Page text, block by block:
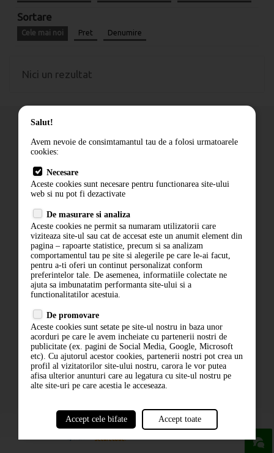
Sortare
Cele mai noi Pret Denumire
Nici un rezultat
Cum comand
Livrare
Contact
Politica de confidentialitate
ANPC
ABONARE LA NEWSLETTER
ABONARE
Salut!
Avem nevoie de consimtamantul tau de a folosi urmatoarele
cookies:
Necesare
Aceste cookies sunt necesare pentru functionarea site-ului
web si nu pot fi dezactivate
De masurare si analiza
Aceste cookies ne permit sa numaram utilizatorii care
viziteaza site-ul sau cat de accesat este un anumit element din
pagina – rapoarte statistice, precum si sa analizam
comportamentul tau pe site si alegerile pe care le-ai facut,
pentru a-ti oferi un continut personalizat conform
preferintelor tale. De asemenea, informatiile colectate ne
ajuta sa imbunatatim performanta site-ului si a
functionalitatilor acestuia.
De promovare
Aceste cookies sunt setate pe site-ul nostru in baza unor
acorduri pe care le avem incheiate cu partenerii nostri de
publicitate (ex. pagini de Social Media, Google, Microsoft
etc). Cu ajutorul acestor cookies, partenerii nostri pot crea un
profil al vizitatorilor site-ului nostru, carora le vor putea
afisa ulterior anunturi care au legatura cu site-ul nostru pe
alte site-uri pe care acestia le acceseaza.
Accept cele bifate Accept toate